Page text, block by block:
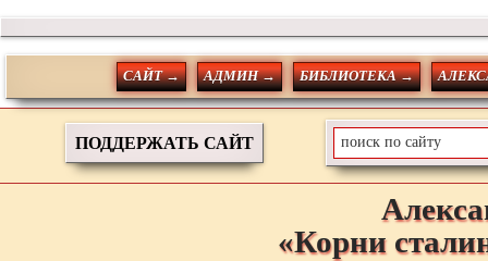
САЙТ → АДМИН → БИБЛИОТЕКА →
ПОДДЕРЖАТЬ САЙТ
«Корни